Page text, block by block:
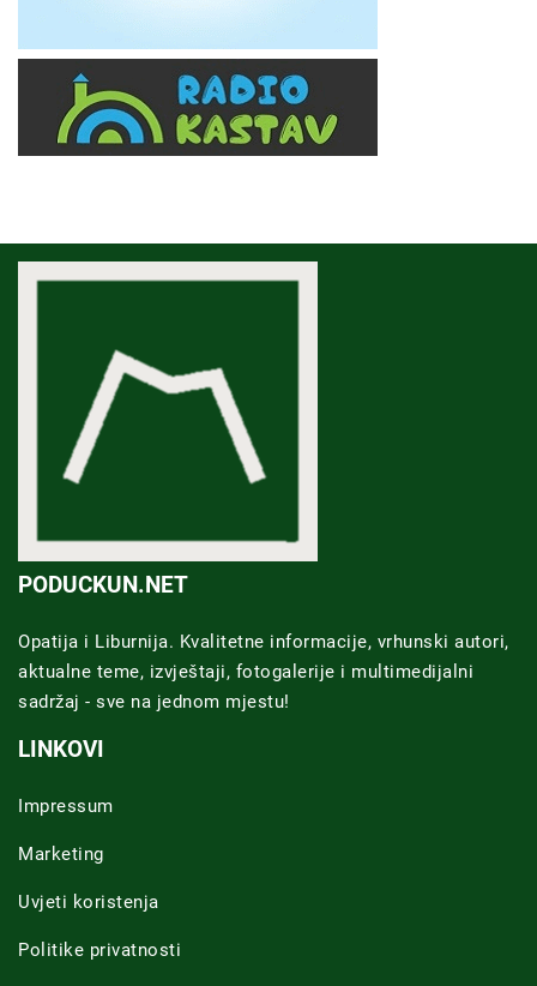
PODUCKUN.NET
Opatija i Liburnija. Kvalitetne informacije, vrhunski autori,
aktualne teme, izvještaji, fotogalerije i multimedijalni
sadržaj - sve na jednom mjestu!
LINKOVI
Impressum
Marketing
Uvjeti koristenja
Politike privatnosti